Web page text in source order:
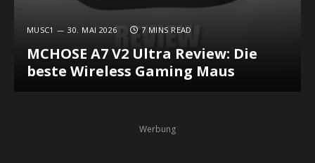
MUSC1 30. MAI 2026 7 MINS READ
MCHOSE A7 V2 Ultra Review: Die
beste Wireless Gaming Maus
Werbung